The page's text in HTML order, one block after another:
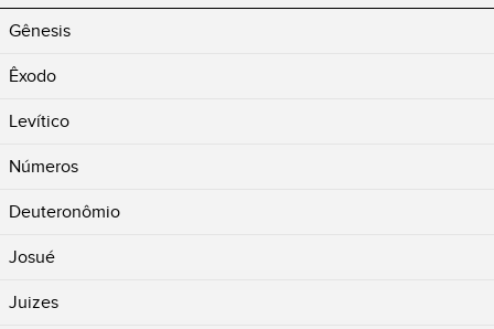
Gênesis
Êxodo
Levítico
Números
Deuteronômio
Josué
Juizes